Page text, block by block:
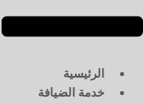
الرئيسية
خدمة الضيافة